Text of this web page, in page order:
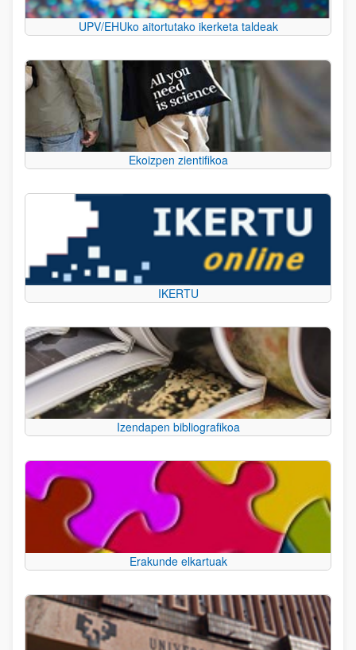
UPV/EHUko aitortutako ikerketa taldeak
Ekoizpen zientifikoa
IKERTU
Izendapen bibliografikoa
Erakunde elkartuak